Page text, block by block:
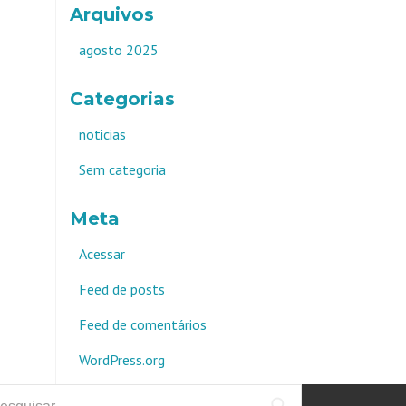
Arquivos
agosto 2025
Categorias
noticias
Sem categoria
Meta
Acessar
Feed de posts
Feed de comentários
WordPress.org